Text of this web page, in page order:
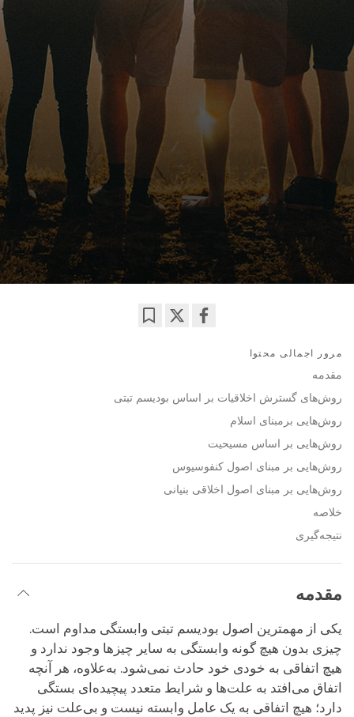
مرور اجمالی محتوا
مقدمه
روش‌های گسترش اخلاقیات بر اساس بودیسم تبتی
روش‌هایی برمبنای اسلام
روش‌هایی بر اساس مسیحیت
روش‌هایی بر مبنای اصول کنفوسیوس
روش‌هایی بر مبنای اصول اخلاقی بنیانی
خلاصه
نتیجه‌گیری
مقدمه
یکی از مهمترین اصول بودیسم تبتی وابستگی مداوم است.
چیزی بدون هیچ گونه وابستگی به سایر چیزها وجود ندارد و
هیچ اتفاقی به خودی خود حادث نمی‌شود. به‌علاوه، هر آنچه
اتفاق می‌افتد به علت‌ها و شرایط متعدد پیچیده‌ای بستگی
دارد؛ هیچ اتفاقی به یک عامل وابسته نیست و بی‌علت نیز پدید